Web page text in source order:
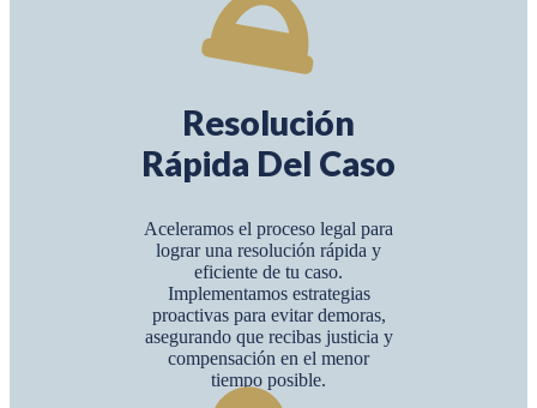
Resolución
Rápida Del Caso
Aceleramos el proceso legal para
lograr una resolución rápida y
eficiente de tu caso.
Implementamos estrategias
proactivas para evitar demoras,
asegurando que recibas justicia y
compensación en el menor
tiempo posible.